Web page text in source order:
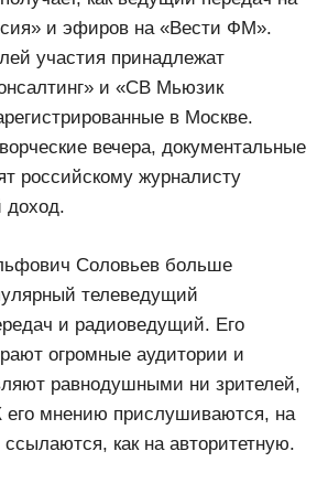
и эфиров на «Вести ФМ».
участия принадлежат
и «СВ Мьюзик
в Москве.
вечера, документальные
российскому журналисту
доход.
Соловьев больше
телеведущий
и радиоведущий. Его
огромные аудитории и
равнодушными ни зрителей,
его мнению прислушиваются, на
ссылаются, как на авторитетную.